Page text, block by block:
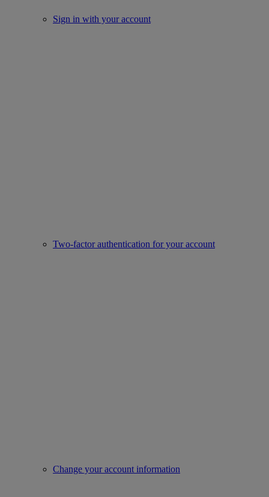
Sign in with your account
Two-factor authentication for your account
Change your account information